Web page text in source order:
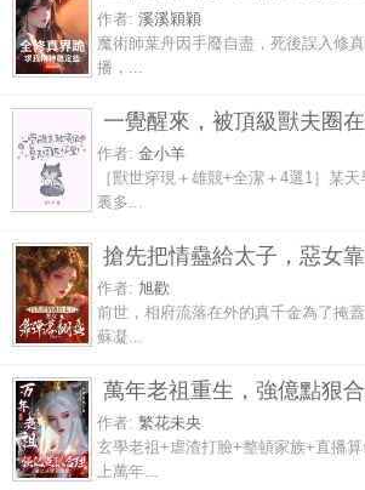
作者: 溪溪穎穎
魔術師葉舟因手廢自盡，死後誤入修
播，...
一覺醒來，被頂級獸夫圈在
作者: 金小羊
［獸世穿現＋雄競+全潔＋4選1］某
裏多...
搶先把情蠱給太子，惡女
作者: 旭歡
前世，相府流落在外的真千金為了掩
蘇凝...
萬年老祖重生，強億點狠
作者: 繁花未央
玄學老祖+虐渣打臉+整頓家族+直播
上萬年...